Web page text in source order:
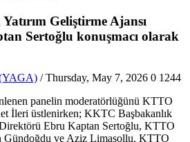
Geliştirme Ajansı
Sertoğlu konuşmacı olarak
(YAGA) / Thursday, May 7, 2026 0 1244
panelin moderatörlüğünü KTTO
İleri üstlenirken; KKTC Başbakanlık
Direktörü Ebru Kaptan Sertoğlu, KTTO
Gündoğdu ve Aziz Limasollu, KTTO